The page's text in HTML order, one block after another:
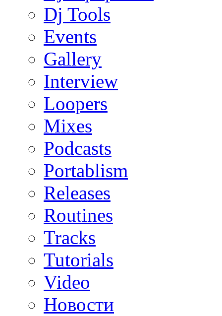
Dj Tools
Events
Gallery
Interview
Loopers
Mixes
Podcasts
Portablism
Releases
Routines
Tracks
Tutorials
Video
Новости